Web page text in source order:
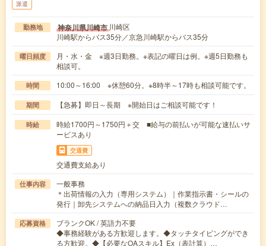
派遣
勤務地 神奈川県川崎市 川崎区
川崎駅からバス35分／京急川崎駅からバス35分
曜日頻度
月・水・金 ※週3日勤務。※表記の曜日は例。※週5日勤務も
相談可。
時間 10:00～16:00 ※休憩60分。※8時半～17時も相談可能です。
期間 【急募】即日～長期 ※開始日はご相談可能です！
時給
時給1700円～1750円＋交 ■給与の前払いが可能な速払いサ
ービスあり
交通費
交通費支給あり
仕事内容
一般事務
＊出荷情報の入力（専用システム）｜作業指示書・シールの
発行｜卸先システムへの納品日入力（複数クラウド…
応募資格
ブランクOK / 英語力不要
◆事務経験がある方歓迎します。◆タッチタイピングができ
る方歓迎。◆【必要なOAスキル】Ex（表計算）…